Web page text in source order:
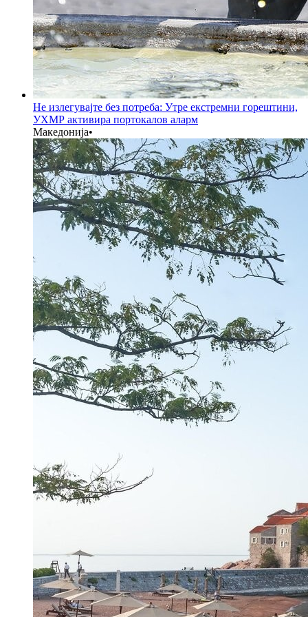
Не излегувајте без потреба: Утре екстремни горештини,
УХМР активира портокалов аларм
Македонија•